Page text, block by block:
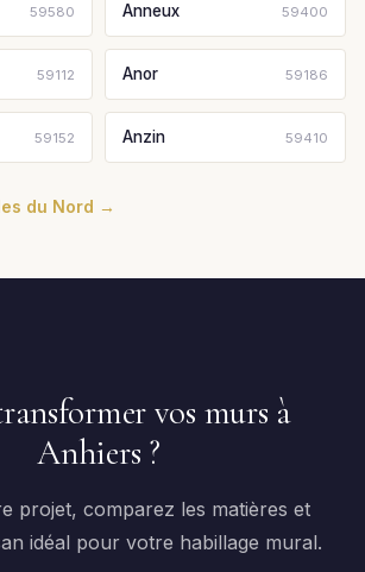
59580 Anneux 59400
59112 Anor 59186
59152 Anzin 59410
du Nord →
vos murs à
Anhiers ?
projet, comparez les matières et
idéal pour votre habillage mural.